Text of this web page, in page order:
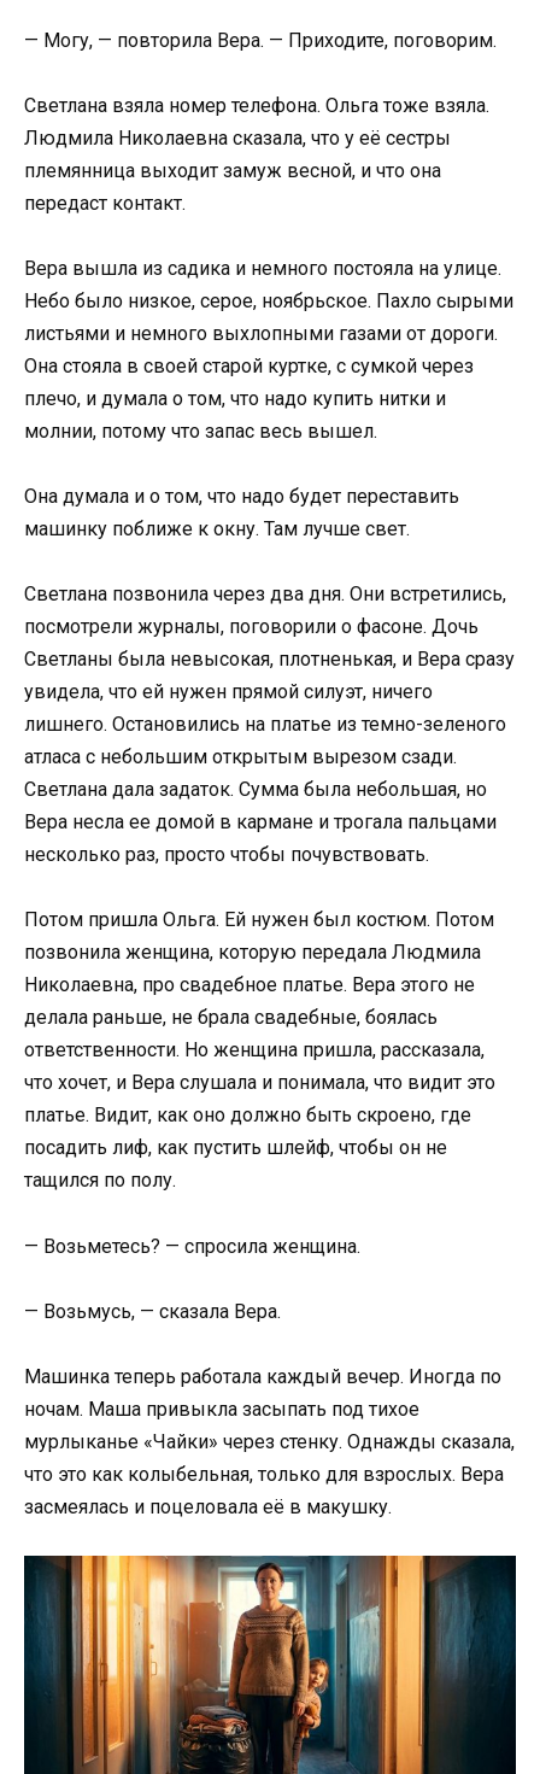
— Могу, — повторила Вера. — Приходите, поговорим.
Светлана взяла номер телефона. Ольга тоже взяла.
Людмила Николаевна сказала, что у её сестры
племянница выходит замуж весной, и что она
передаст контакт.
Вера вышла из садика и немного постояла на улице.
Небо было низкое, серое, ноябрьское. Пахло сырыми
листьями и немного выхлопными газами от дороги.
Она стояла в своей старой куртке, с сумкой через
плечо, и думала о том, что надо купить нитки и
молнии, потому что запас весь вышел.
Она думала и о том, что надо будет переставить
машинку поближе к окну. Там лучше свет.
Светлана позвонила через два дня. Они встретились,
посмотрели журналы, поговорили о фасоне. Дочь
Светланы была невысокая, плотненькая, и Вера сразу
увидела, что ей нужен прямой силуэт, ничего
лишнего. Остановились на платье из темно-зеленого
атласа с небольшим открытым вырезом сзади.
Светлана дала задаток. Сумма была небольшая, но
Вера несла ее домой в кармане и трогала пальцами
несколько раз, просто чтобы почувствовать.
Потом пришла Ольга. Ей нужен был костюм. Потом
позвонила женщина, которую передала Людмила
Николаевна, про свадебное платье. Вера этого не
делала раньше, не брала свадебные, боялась
ответственности. Но женщина пришла, рассказала,
что хочет, и Вера слушала и понимала, что видит это
платье. Видит, как оно должно быть скроено, где
посадить лиф, как пустить шлейф, чтобы он не
тащился по полу.
— Возьметесь? — спросила женщина.
— Возьмусь, — сказала Вера.
Машинка теперь работала каждый вечер. Иногда по
ночам. Маша привыкла засыпать под тихое
мурлыканье «Чайки» через стенку. Однажды сказала,
что это как колыбельная, только для взрослых. Вера
засмеялась и поцеловала её в макушку.